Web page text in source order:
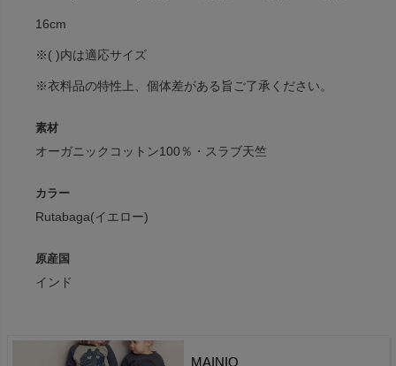
16cm
※( )内は適応サイズ
※衣料品の特性上、個体差がある旨ご了承ください。
素材
オーガニックコットン100％・スラブ天竺
カラー
Rutabaga(イエロー)
原産国
インド
MAINIO